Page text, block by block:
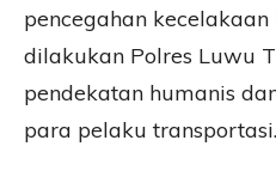
pencegahan
dilakukan Polres Luwu
pendekatan humanis
para pelaku transportasi.